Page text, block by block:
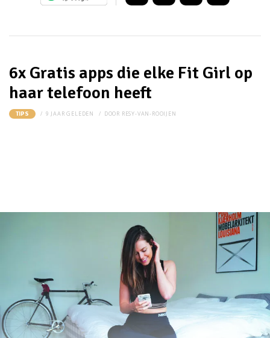
6x Gratis apps die elke Fit Girl op
haar telefoon heeft
TIPS 9 JAAR GELEDEN DOOR RESY-VAN-ROOIJEN